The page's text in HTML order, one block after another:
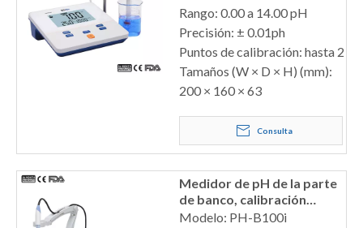
Rango: 0.00 a 14.00 pH
Precisión: ± 0.01ph
Puntos de calibración: hasta 2
Tamaños (W × D × H) (mm):
200 × 160 × 63
Consulta
Medidor de pH de la parte
de banco, calibración
automática
Modelo: PH-B100i